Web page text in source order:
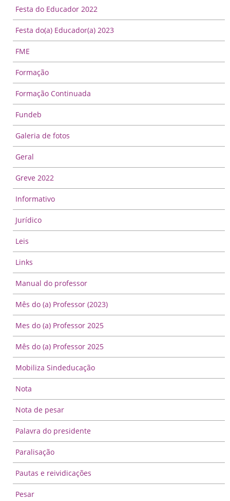
Festa do Educador 2022
Festa do(a) Educador(a) 2023
FME
Formação
Formação Continuada
Fundeb
Galeria de fotos
Geral
Greve 2022
Informativo
Jurídico
Leis
Links
Manual do professor
Mês do (a) Professor (2023)
Mes do (a) Professor 2025
Mês do (a) Professor 2025
Mobiliza Sindeducação
Nota
Nota de pesar
Palavra do presidente
Paralisação
Pautas e reividicações
Pesar